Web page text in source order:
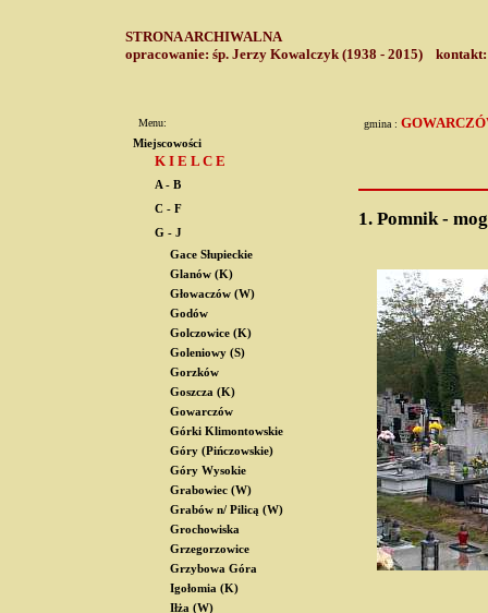
STRONA ARCHIWALNA
opracowanie: śp. Jerzy Kowalczyk (1938 - 2015)
Menu:
Miejscowości
K I E L C E
A - B
C - F
G - J
Gace Słupieckie
Glanów (K)
Głowaczów (W)
Godów
Golczowice (K)
Goleniowy (S)
Gorzków
Goszcza (K)
Gowarczów
Górki Klimontowskie
Góry (Pińczowskie)
Góry Wysokie
Grabowiec (W)
Grabów n/ Pilicą (W)
Grochowiska
Grzegorzowice
Grzybowa Góra
Igołomia (K)
Iłża (W)
gmina :
1. Pomnik -